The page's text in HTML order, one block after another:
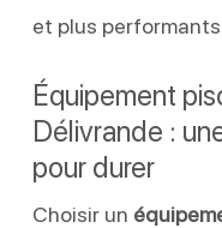
et plus
Équipement
Délivrande :
pour durer
Choisir un